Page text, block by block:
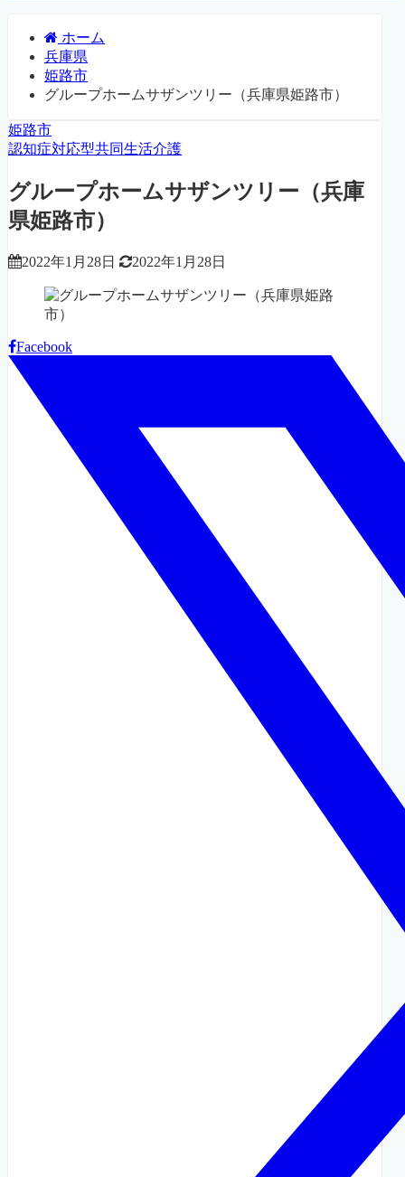
ホーム
兵庫県
姫路市
グループホームサザンツリー（兵庫県姫路市）
姫路市
認知症対応型共同生活介護
グループホームサザンツリー（兵庫
県姫路市）
2022年1月28日 2022年1月28日
Facebook